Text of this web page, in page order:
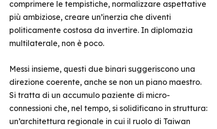
comprimere le tempistiche, normalizzare aspettative
più ambiziose, creare un’inerzia che diventi
politicamente costosa da invertire. In diplomazia
multilaterale, non è poco.
Messi insieme, questi due binari suggeriscono una
direzione coerente, anche se non un piano maestro.
Si tratta di un accumulo paziente di micro-
connessioni che, nel tempo, si solidificano in struttura:
un’architettura regionale in cui il ruolo di Taiwan